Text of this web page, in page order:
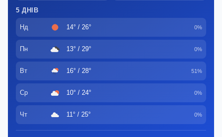
5 ДНІВ
Нд 14° / 26° 0%
Пн 13° / 29° 0%
Вт 16° / 28° 51%
Ср 10° / 24° 0%
Чт 11° / 25° 0%